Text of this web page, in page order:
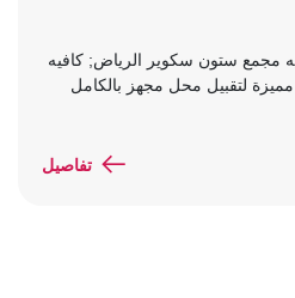
مجمع ستون سكوير الرياض; كافيه
لتقبيل محل مجهز بالكامل
تفاصيل